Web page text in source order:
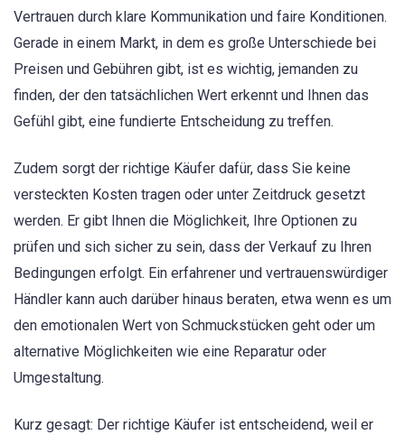
Vertrauen durch klare Kommunikation und faire Konditionen.
Gerade in einem Markt, in dem es große Unterschiede bei
Preisen und Gebühren gibt, ist es wichtig, jemanden zu
finden, der den tatsächlichen Wert erkennt und Ihnen das
Gefühl gibt, eine fundierte Entscheidung zu treffen.
Zudem sorgt der richtige Käufer dafür, dass Sie keine
versteckten Kosten tragen oder unter Zeitdruck gesetzt
werden. Er gibt Ihnen die Möglichkeit, Ihre Optionen zu
prüfen und sich sicher zu sein, dass der Verkauf zu Ihren
Bedingungen erfolgt. Ein erfahrener und vertrauenswürdiger
Händler kann auch darüber hinaus beraten, etwa wenn es um
den emotionalen Wert von Schmuckstücken geht oder um
alternative Möglichkeiten wie eine Reparatur oder
Umgestaltung.
Kurz gesagt: Der richtige Käufer ist entscheidend, weil er